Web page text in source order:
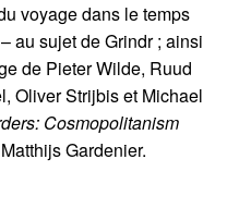
voyage dans le temps
au sujet de Grindr ; ainsi
de Pieter Wilde, Ruud
Oliver Strijbis et Michael
Cosmopolitanism
Gardenier.